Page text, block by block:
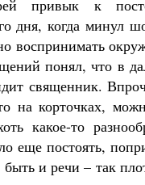
привык к
дня, когда минул
воспринимать
понял, что в
священник.
на корточках,
какое-то
еще постоять,
и речи – так